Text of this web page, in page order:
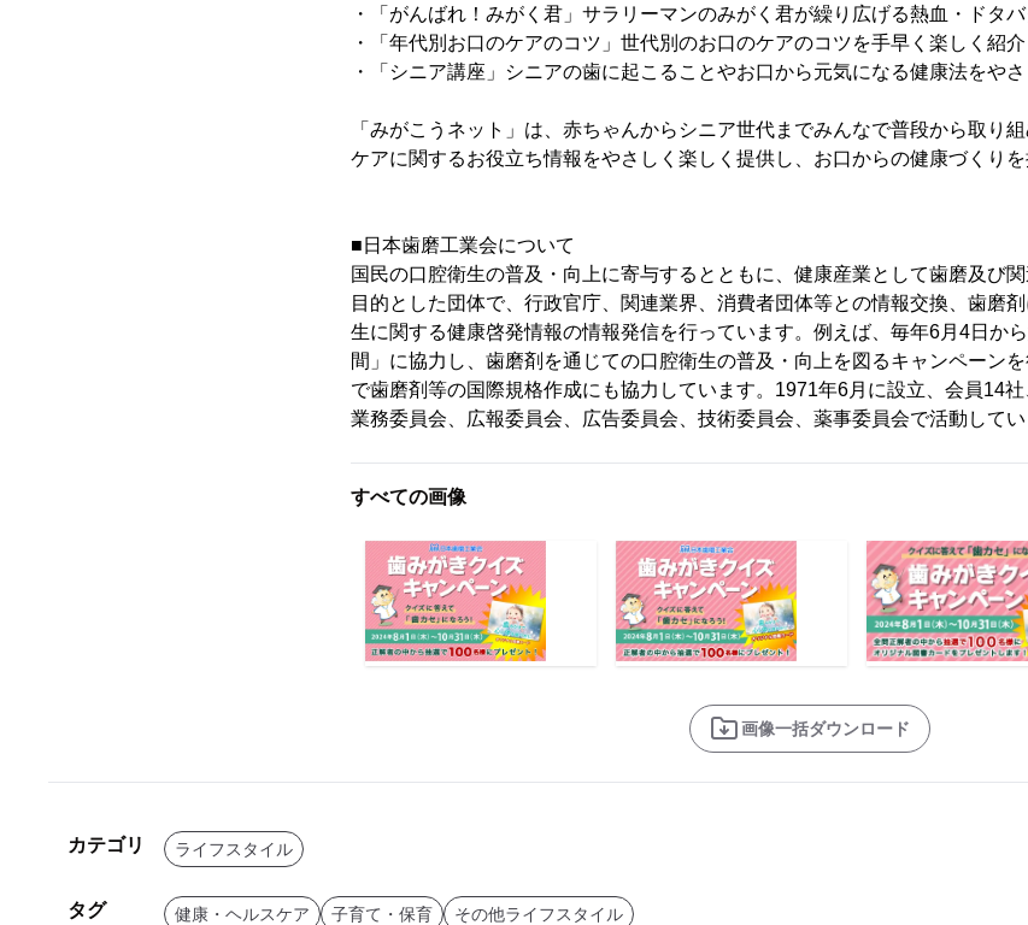
・「がんばれ！みがく君」サラリーマンのみがく君が繰り広げる熱血・ドタ
・「年代別お口のケアのコツ」世代別のお口のケアのコツを手早く楽しく紹介
・「シニア講座」シニアの歯に起こることやお口から元気になる健康法をや
「みがこうネット」は、赤ちゃんからシニア世代までみんなで普段から取り
ケアに関するお役立ち情報をやさしく楽しく提供し、お口からの健康づくりを
■日本歯磨工業会について
国民の口腔衛生の普及・向上に寄与するとともに、健康産業として歯磨及び
目的とした団体で、行政官庁、関連業界、消費者団体等との情報交換、歯磨
生に関する健康啓発情報の情報発信を行っています。例えば、毎年6月4日か
間」に協力し、歯磨剤を通じての口腔衛生の普及・向上を図るキャンペーン
で歯磨剤等の国際規格作成にも協力しています。1971年6月に設立、会員14社
業務委員会、広報委員会、広告委員会、技術委員会、薬事委員会で活動してい
すべての画像
画像一括ダウンロード
カテゴリ ライフスタイル
タグ 健康・ヘルスケア 子育て・保育 その他ライフスタイル